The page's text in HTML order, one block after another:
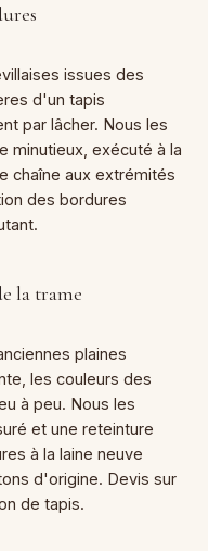
issues des
d'un tapis
par lâcher. Nous les
minutieux, exécuté à la
chaîne aux extrémités
des bordures
la trame
plaines
les couleurs des
à peu. Nous les
et une reteinture
à la laine neuve
d'origine. Devis sur
de tapis.